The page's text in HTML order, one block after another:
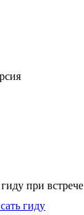
при встрече
гиду